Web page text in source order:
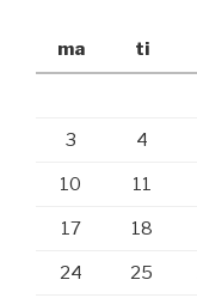
ma
ti
3 4
10 11
17 18
24 25